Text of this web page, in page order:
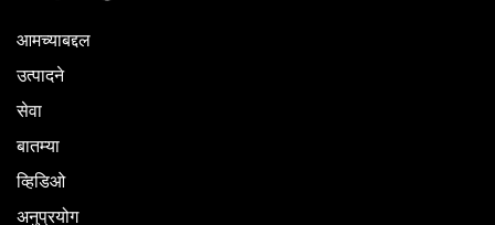
आमच्याबद्दल
उत्पादने
सेवा
बातम्या
व्हिडिओ
अनुप्रयोग